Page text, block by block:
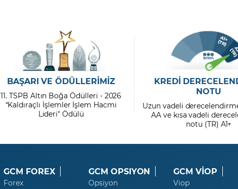
BAŞARI VE ÖDÜLLERİMİZ
11. TSPB Altın Boğa Ödülleri - 2026
“Kaldıraçlı İşlemler İşlem Hacmi
Lideri" Ödülü
KREDİ
NOTU
Uzun vadeli
AA ve kısa vadeli
notu (TR) A1+
GCM FOREX
Forex
GCM OPSIYON
Opsiyon
GCM VİOP
Viop